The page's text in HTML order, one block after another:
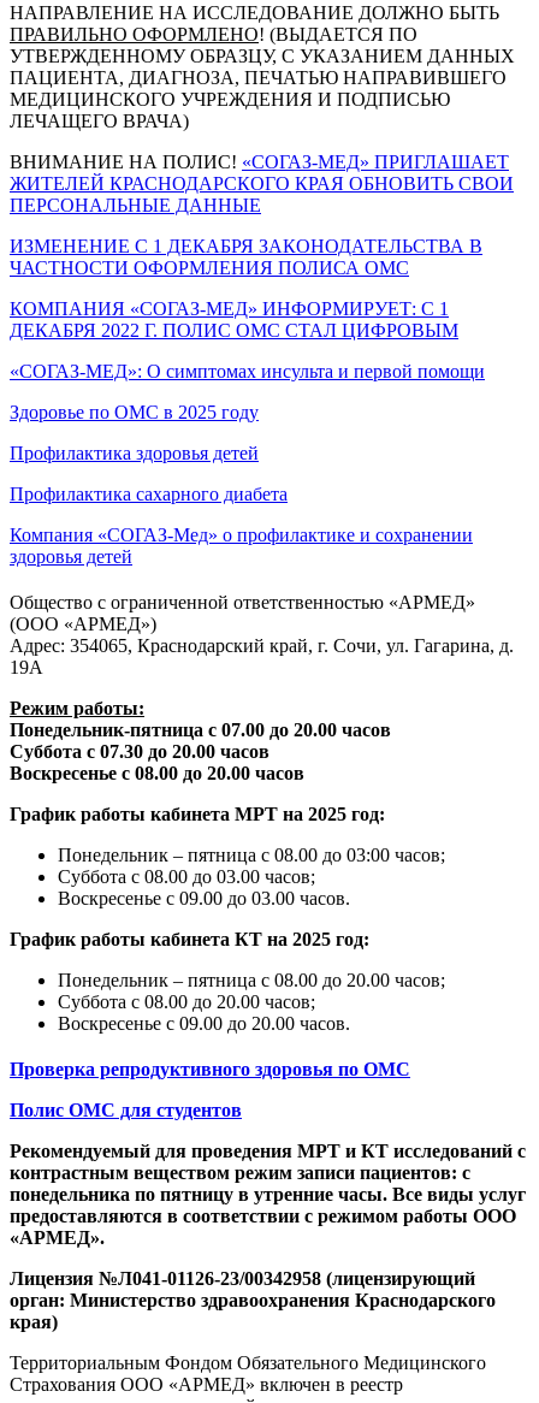
НАПРАВЛЕНИЕ НА ИССЛЕДОВАНИЕ ДОЛЖНО БЫТЬ
ПРАВИЛЬНО ОФОРМЛЕНО! (ВЫДАЕТСЯ ПО
УТВЕРЖДЕННОМУ ОБРАЗЦУ, С УКАЗАНИЕМ ДАННЫХ
ПАЦИЕНТА, ДИАГНОЗА, ПЕЧАТЬЮ НАПРАВИВШЕГО
МЕДИЦИНСКОГО УЧРЕЖДЕНИЯ И ПОДПИСЬЮ
ЛЕЧАЩЕГО ВРАЧА)
ВНИМАНИЕ НА ПОЛИС! «СОГАЗ-МЕД» ПРИГЛАШАЕТ
ЖИТЕЛЕЙ КРАСНОДАРСКОГО КРАЯ ОБНОВИТЬ СВОИ
ПЕРСОНАЛЬНЫЕ ДАННЫЕ
ИЗМЕНЕНИЕ С 1 ДЕКАБРЯ ЗАКОНОДАТЕЛЬСТВА В
ЧАСТНОСТИ ОФОРМЛЕНИЯ ПОЛИСА ОМС
КОМПАНИЯ «СОГАЗ-МЕД» ИНФОРМИРУЕТ: С 1
ДЕКАБРЯ 2022 Г. ПОЛИС ОМС СТАЛ ЦИФРОВЫМ
«СОГАЗ-МЕД»: О симптомах инсульта и первой помощи
Здоровье по ОМС в 2025 году
Профилактика здоровья детей
Профилактика сахарного диабета
Компания «СОГАЗ-Мед» о профилактике и сохранении
здоровья детей
Общество с ограниченной ответственностью «АРМЕД»
(ООО «АРМЕД»)
Адрес: 354065, Краснодарский край, г. Сочи, ул. Гагарина, д.
19А
Режим работы:
Понедельник-пятница с 07.00 до 20.00 часов
Суббота с 07.30 до 20.00 часов
Воскресенье с 08.00 до 20.00 часов
График работы кабинета МРТ на 2025 год:
Понедельник – пятница с 08.00 до 03:00 часов;
Суббота с 08.00 до 03.00 часов;
Воскресенье с 09.00 до 03.00 часов.
График работы кабинета КТ на 2025 год:
Понедельник – пятница с 08.00 до 20.00 часов;
Суббота с 08.00 до 20.00 часов;
Воскресенье с 09.00 до 20.00 часов.
Проверка репродуктивного здоровья по ОМС
Полис ОМС для студентов
Рекомендуемый для проведения МРТ и КТ исследований с
контрастным веществом режим записи пациентов: с
понедельника по пятницу в утренние часы. Все виды услуг
предоставляются в соответствии с режимом работы ООО
«АРМЕД».
Лицензия №Л041-01126-23/00342958 (лицензирующий
орган: Министерство здравоохранения Краснодарского
края)
Территориальным Фондом Обязательного Медицинского
Страхования ООО «АРМЕД» включен в реестр